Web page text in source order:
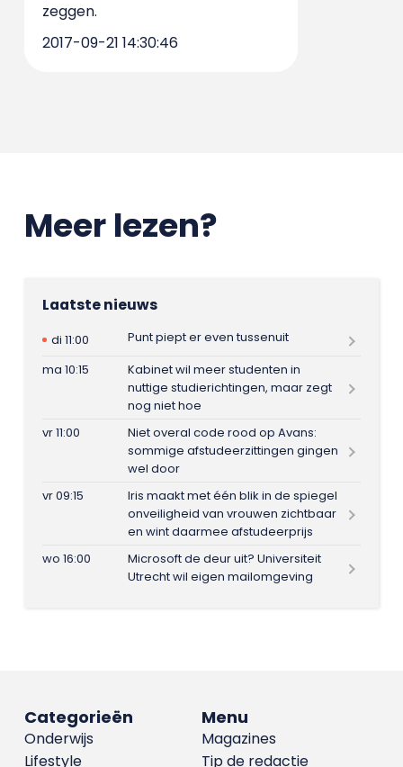
zeggen.
2017-09-21 14:30:46
Meer lezen?
Laatste nieuws
di 11:00
Punt piept er even tussenuit
ma 10:15
Kabinet wil meer studenten in
nuttige studierichtingen, maar zegt
nog niet hoe
vr 11:00
Niet overal code rood op Avans:
sommige afstudeerzittingen gingen
wel door
vr 09:15
Iris maakt met één blik in de spiegel
onveiligheid van vrouwen zichtbaar
en wint daarmee afstudeerprijs
wo 16:00
Microsoft de deur uit? Universiteit
Utrecht wil eigen mailomgeving
Menu
Magazines
Tip de redactie
Categorieën
Onderwijs
Lifestyle